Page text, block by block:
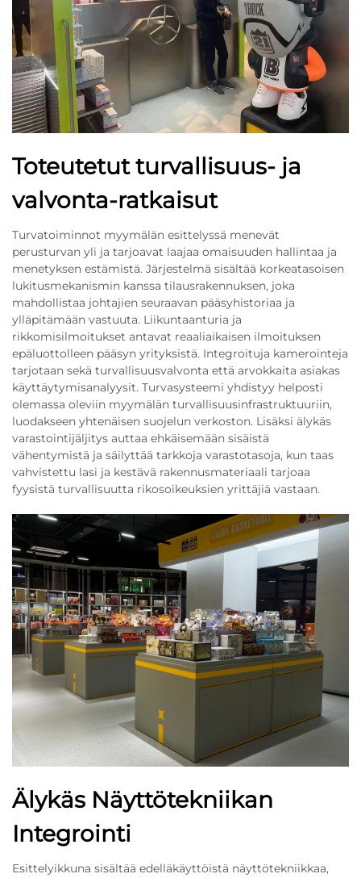
Toteutetut turvallisuus- ja
valvonta-ratkaisut
Turvatoiminnot myymälän esittelyssä menevät
perusturvan yli ja tarjoavat laajaa omaisuuden hallintaa ja
menetyksen estämistä. Järjestelmä sisältää korkeatasoisen
lukitusmekanismin kanssa tilausrakennuksen, joka
mahdollistaa johtajien seuraavan pääsyhistoriaa ja
ylläpitämään vastuuta. Liikuntaanturia ja
rikkomisilmoitukset antavat reaaliaikaisen ilmoituksen
epäluottolleen pääsyn yrityksistä. Integroituja kamerointeja
tarjotaan sekä turvallisuusvalvonta että arvokkaita asiakas
käyttäytymisanalyysit. Turvasysteemi yhdistyy helposti
olemassa oleviin myymälän turvallisuusinfrastruktuuriin,
luodakseen yhtenäisen suojelun verkoston. Lisäksi älykäs
varastointijäljitys auttaa ehkäisemään sisäistä
vähentymistä ja säilyttää tarkkoja varastotasoja, kun taas
vahvistettu lasi ja kestävä rakennusmateriaali tarjoaa
fyysistä turvallisuutta rikosoikeuksien yrittäjiä vastaan.
Älykäs Näyttötekniikan
Integrointi
Esittelyikkuna sisältää edelläkäyttöistä näyttötekniikkaa,